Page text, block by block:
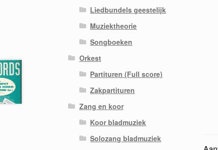
Liedbundels geestelijk
Muziektheorie
Songboeken
Orkest
Partituren (Full score)
Zakpartituren
Zang en koor
Koor bladmuziek
Solozang bladmuziek